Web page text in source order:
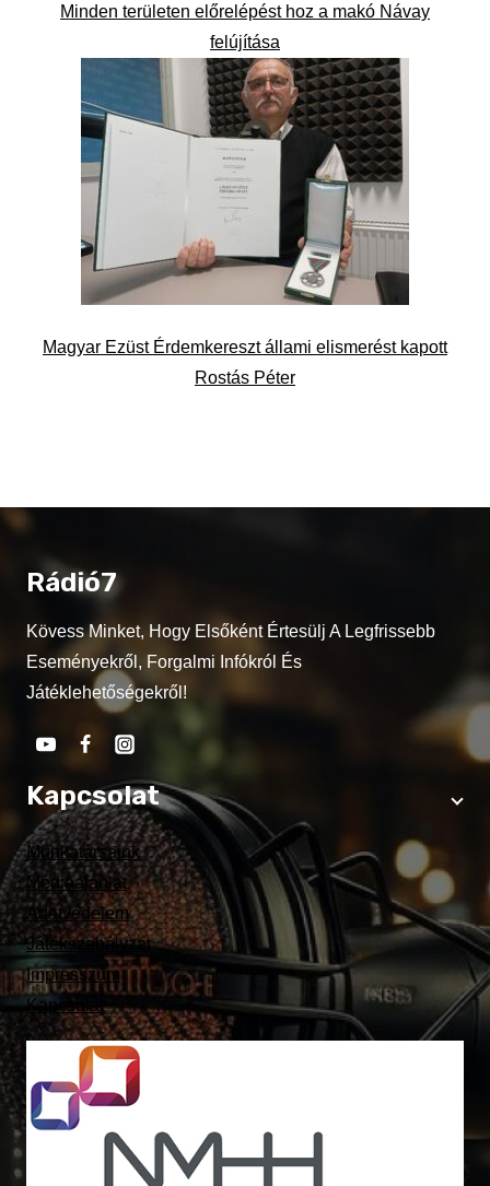
Minden területen előrelépést hoz a makó Návay
felújítása
Magyar Ezüst Érdemkereszt állami elismerést kapott
Rostás Péter
Rádió7
Kövess Minket, Hogy Elsőként Értesülj A Legfrissebb
Eseményekről, Forgalmi Infókról És
Játéklehetőségekről!
Kapcsolat
Munkatársaink
Médiaajánlat
Adatvédelem
Játékszabályzat
Impresszum
Kapcsolat